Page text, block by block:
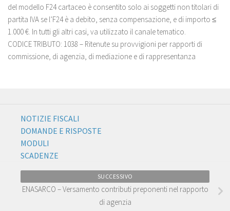
del modello F24 cartaceo è consentito solo ai soggetti non titolari di
partita IVA se l’F24 è a debito, senza compensazione, e di importo ≤
1.000 €. In tutti gli altri casi, va utilizzato il canale tematico.
CODICE TRIBUTO: 1038 – Ritenute su provvigioni per rapporti di
commissione, di agenzia, di mediazione e di rappresentanza
NOTIZIE FISCALI
DOMANDE E RISPOSTE
MODULI
SCADENZE
SUCCESSIVO
ENASARCO – Versamento contributi preponenti nel rapporto
di agenzia